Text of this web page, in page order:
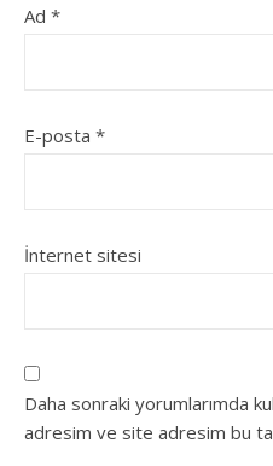
Ad *
E-posta *
İnternet sitesi
Daha sonraki yorumlarımda
adresim ve site adresim bu